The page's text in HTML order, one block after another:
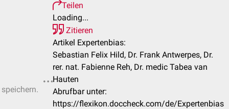
Teilen
Loading...
Zitieren
Artikel Expertenbias:
Sebastian Felix Hild, Dr. Frank Antwerpes, Dr.
rer. nat. Fabienne Reh, Dr. medic Tabea van
Hauten
Abrufbar unter:
https://flexikon.doccheck.com/de/Expertenbias